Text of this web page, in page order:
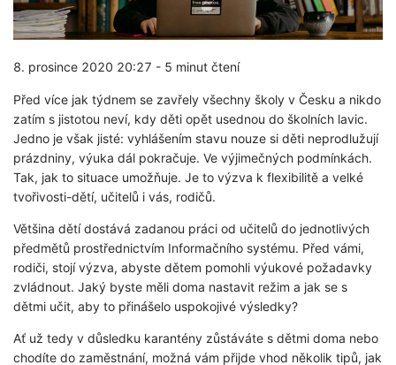
8. prosince 2020 20:27 - 5 minut čtení
Před více jak týdnem se zavřely všechny školy v Česku a nikdo
zatím s jistotou neví, kdy děti opět usednou do školních lavic.
Jedno je však jisté: vyhlášením stavu nouze si děti neprodlužují
prázdniny, výuka dál pokračuje. Ve výjimečných podmínkách.
Tak, jak to situace umožňuje. Je to výzva k flexibilitě a velké
tvořivosti-dětí, učitelů i vás, rodičů.
Většina dětí dostává zadanou práci od učitelů do jednotlivých
předmětů prostřednictvím Informačního systému. Před vámi,
rodiči, stojí výzva, abyste dětem pomohli výukové požadavky
zvládnout. Jaký byste měli doma nastavit režim a jak se s
dětmi učit, aby to přinášelo uspokojivé výsledky?
Ať už tedy v důsledku karantény zůstáváte s dětmi doma nebo
chodíte do zaměstnání, možná vám přijde vhod několik tipů, jak